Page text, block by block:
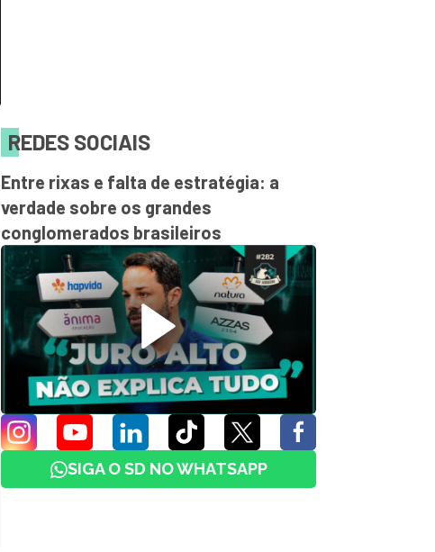
REDES SOCIAIS
Entre rixas e falta de estratégia: a
verdade sobre os grandes
conglomerados brasileiros
SIGA O SD NO WHATSAPP